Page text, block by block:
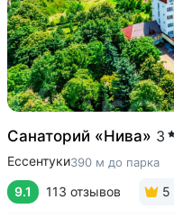
Санаторий «Нива» 3
Ессентуки390 м до парка
9.1 113 отзывов 5